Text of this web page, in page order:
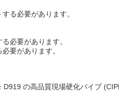
る必要があります。
必要があります。
要があります。
の高品質現場硬化パイプ